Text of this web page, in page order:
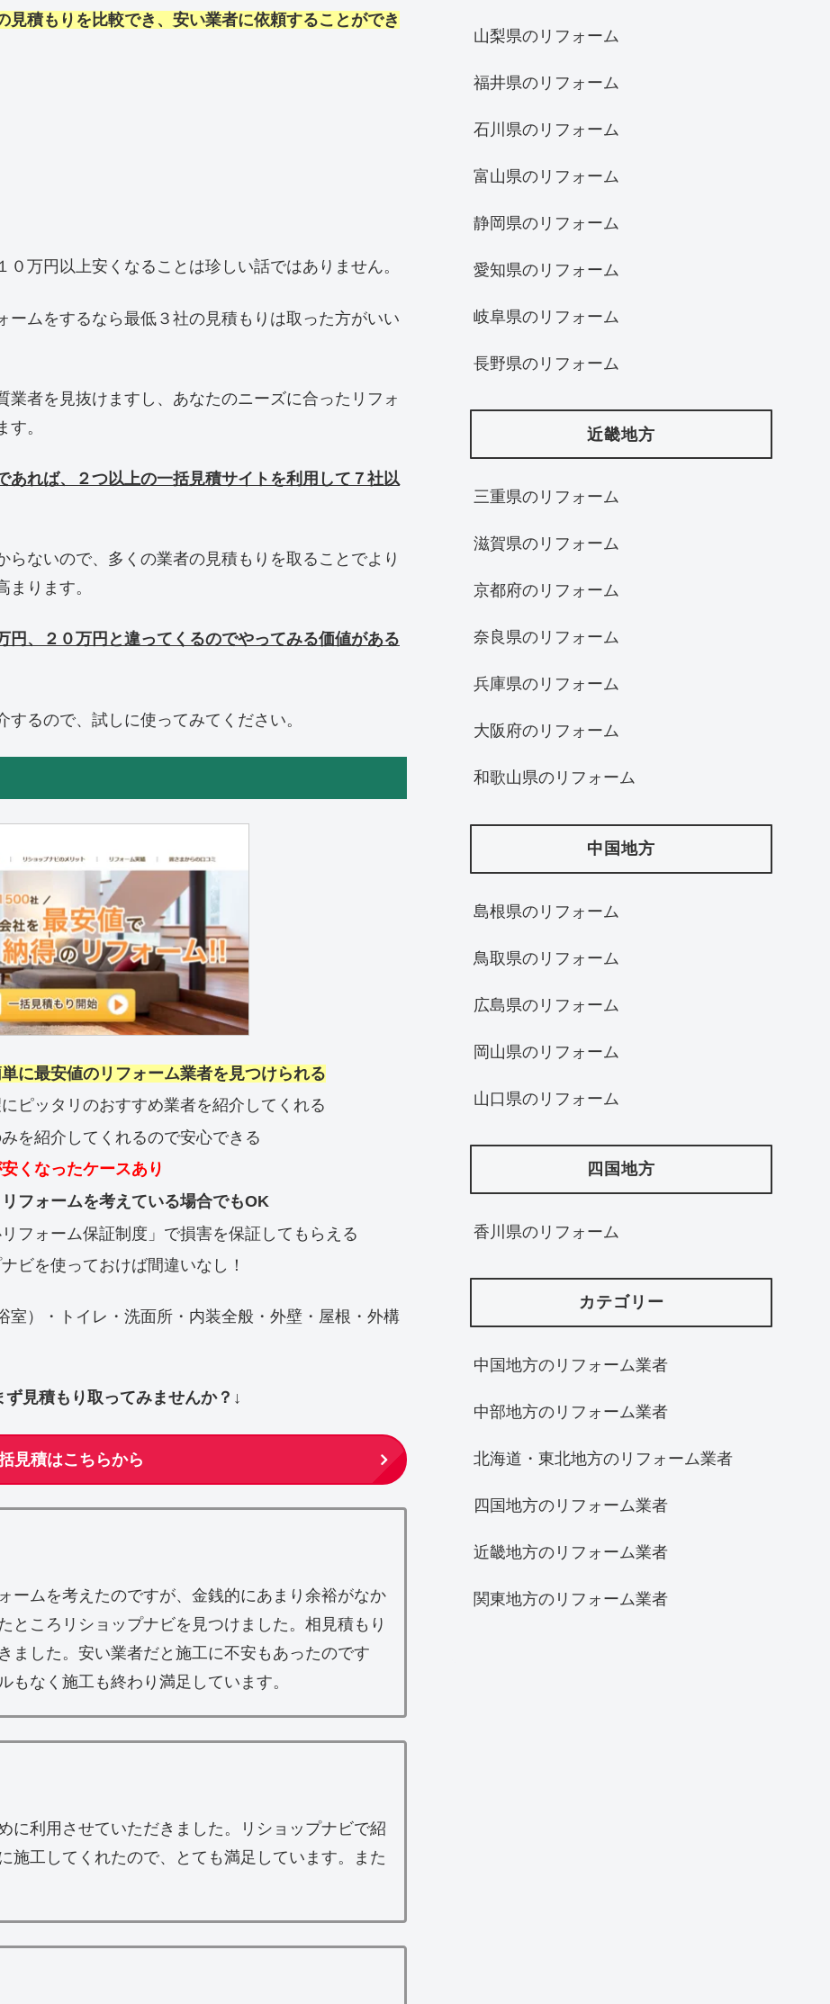
積もりを比較でき、安い業者に依頼することができ
万円以上安くなることは珍しい話ではありません。
ムをするなら最低３社の見積もりは取った方がいい
者を見抜けますし、あなたのニーズに合ったリフォ
。
あれば、２つ以上の一括見積サイトを利用して７社以
ないので、多くの業者の見積もりを取ることでより
ります。
円、２０万円と違ってくるのでやってみる価値がある
るので、試しに使ってみてください。
に最安値のリフォーム業者を見つけられる
ピッタリのおすすめ業者を紹介してくれる
を紹介してくれるので安心できる
くなったケースあり
フォームを考えている場合でもOK
フォーム保証制度」で損害を保証してもらえる
ビを使っておけば間違いなし！
室）・トイレ・洗面所・内装全般・外壁・屋根・外構
ず見積もり取ってみませんか？↓
見積はこちらから
ームを考えたのですが、金銭的にあまり余裕がなか
ところリショップナビを見つけました。相見積もり
ました。安い業者だと施工に不安もあったのです
なく施工も終わり満足しています。
に利用させていただきました。リショップナビで紹
施工してくれたので、とても満足しています。また
山梨県のリフォーム
福井県のリフォーム
石川県のリフォーム
富山県のリフォーム
静岡県のリフォーム
愛知県のリフォーム
岐阜県のリフォーム
長野県のリフォーム
近畿地方
三重県のリフォーム
滋賀県のリフォーム
京都府のリフォーム
奈良県のリフォーム
兵庫県のリフォーム
大阪府のリフォーム
和歌山県のリフォーム
中国地方
島根県のリフォーム
鳥取県のリフォーム
広島県のリフォーム
岡山県のリフォーム
山口県のリフォーム
四国地方
香川県のリフォーム
カテゴリー
中国地方のリフォーム業者
中部地方のリフォーム業者
北海道・東北地方のリフォーム業者
四国地方のリフォーム業者
近畿地方のリフォーム業者
関東地方のリフォーム業者